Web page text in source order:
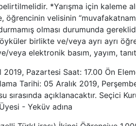
*Yarışma için kaleme
öğrencinin velisinin
olması durumunda
birlikte ve/veya ayrı ayrı
veya elektronik basım, yayım,
Pazartesi Saat: 17.00 Ön
Tarihi: 05 Aralık 2019,
açıklanacaktır. Seçici
- Yeküv adına